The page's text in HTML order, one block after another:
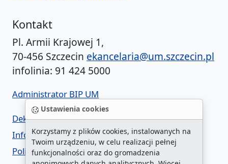
Ustawienia cookies
Korzystamy z plików cookies, instalowanych na
Twoim urządzeniu, w celu realizacji pełnej
funkcjonalności oraz do gromadzenia
Kontakt
Pl. Armii Krajowej 1,
70-456 Szczecin ekancelaria@um.szczecin.pl
infolinia: 91 424 5000
Administrator BIP UM
Deklaracja dostępności
Informacja o urzędzie w ETR
Polityka prywatności